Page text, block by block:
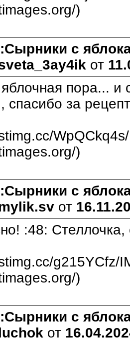
)
с
от
пора...
спасибо за
)
с
от
:48:
g215YCfz/
)
с
от